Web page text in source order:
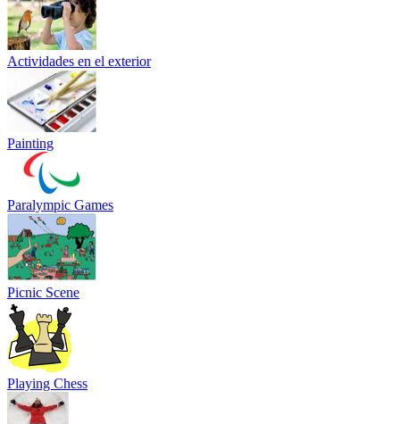
Actividades en el exterior
Painting
Paralympic Games
Picnic Scene
Playing Chess